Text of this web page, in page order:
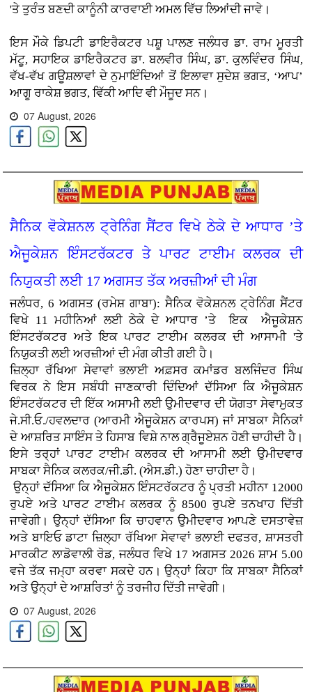
'ਤੇ ਤੁਰੰਤ ਬਣਦੀ ਕਾਨੂੰਨੀ ਕਾਰਵਾਈ ਅਮਲ ਵਿੱਚ ਲਿਆਂਦੀ ਜਾਵੇ।
ਇਸ ਮੌਕੇ ਡਿਪਟੀ ਡਾਇਰੈਕਟਰ ਪਸ਼ੂ ਪਾਲਣ ਜਲੰਧਰ ਡਾ. ਰਾਮ ਮੂਰਤੀ
ਮੱਟੂ, ਸਹਾਇਕ ਡਾਇਰੈਕਟਰ ਡਾ. ਬਲਵੀਰ ਸਿੰਘ, ਡਾ. ਕੁਲਵਿੰਦਰ ਸਿੰਘ,
ਵੱਖ-ਵੱਖ ਗਊਸ਼ਲਾਵਾਂ ਦੇ ਨੁਮਾਇੰਦਿਆਂ ਤੋਂ ਇਲਾਵਾ ਸੁਦੇਸ਼ ਭਗਤ, ‘ਆਪ’
ਆਗੂ ਰਾਕੇਸ਼ ਭਗਤ, ਵਿੱਕੀ ਆਦਿ ਵੀ ਮੌਜੂਦ ਸਨ।
07 August, 2026
ਸੈਨਿਕ ਵੋਕੇਸ਼ਨਲ ਟ੍ਰੇਨਿੰਗ ਸੈਂਟਰ ਵਿਖੇ ਠੇਕੇ ਦੇ ਆਧਾਰ ’ਤੇ
ਐਜੂਕੇਸ਼ਨ ਇੰਸਟਰੱਕਟਰ ਤੇ ਪਾਰਟ ਟਾਈਮ ਕਲਰਕ ਦੀ
ਨਿਯੁਕਤੀ ਲਈ 17 ਅਗਸਤ ਤੱਕ ਅਰਜ਼ੀਆਂ ਦੀ ਮੰਗ
ਜਲੰਧਰ, 6 ਅਗਸਤ (ਰਮੇਸ਼ ਗਾਬਾ): ਸੈਨਿਕ ਵੋਕੇਸ਼ਨਲ ਟ੍ਰੇਨਿੰਗ ਸੈਂਟਰ
ਵਿਖੇ 11 ਮਹੀਨਿਆਂ ਲਈ ਠੇਕੇ ਦੇ ਆਧਾਰ ’ਤੇ ਇਕ ਐਜੂਕੇਸ਼ਨ
ਇੰਸਟਰੱਕਟਰ ਅਤੇ ਇਕ ਪਾਰਟ ਟਾਈਮ ਕਲਰਕ ਦੀ ਆਸਾਮੀ 'ਤੇ
ਨਿਯੁਕਤੀ ਲਈ ਅਰਜ਼ੀਆਂ ਦੀ ਮੰਗ ਕੀਤੀ ਗਈ ਹੈ।
ਜ਼ਿਲ੍ਹਾ ਰੱਖਿਆ ਸੇਵਾਵਾਂ ਭਲਾਈ ਅਫ਼ਸਰ ਕਮਾਂਡਰ ਬਲਜਿੰਦਰ ਸਿੰਘ
ਵਿਰਕ ਨੇ ਇਸ ਸਬੰਧੀ ਜਾਣਕਾਰੀ ਦਿੰਦਿਆਂ ਦੱਸਿਆ ਕਿ ਐਜੂਕੇਸ਼ਨ
ਇੰਸਟਰੱਕਟਰ ਦੀ ਇੱਕ ਅਸਾਮੀ ਲਈ ਉਮੀਦਵਾਰ ਦੀ ਯੋਗਤਾ ਸੇਵਾਮੁਕਤ
ਜੇ.ਸੀ.ਓ./ਹਵਲਦਾਰ (ਆਰਮੀ ਐਜੂਕੇਸ਼ਨ ਕਾਰਪਸ) ਜਾਂ ਸਾਬਕਾ ਸੈਨਿਕਾਂ
ਦੇ ਆਸ਼ਰਿਤ ਸਾਇੰਸ ਤੇ ਹਿਸਾਬ ਵਿਸ਼ੇ ਨਾਲ ਗ੍ਰੈਜੂਏਸ਼ਨ ਹੋਣੀ ਚਾਹੀਦੀ ਹੈ।
ਇਸੇ ਤਰ੍ਹਾਂ ਪਾਰਟ ਟਾਈਮ ਕਲਰਕ ਦੀ ਆਸਾਮੀ ਲਈ ਉਮੀਦਵਾਰ
ਸਾਬਕਾ ਸੈਨਿਕ ਕਲਰਕ/ਜੀ.ਡੀ. (ਐਸ.ਡੀ.) ਹੋਣਾ ਚਾਹੀਦਾ ਹੈ।
ਉਨ੍ਹਾਂ ਦੱਸਿਆ ਕਿ ਐਜੂਕੇਸ਼ਨ ਇੰਸਟਰੱਕਟਰ ਨੂੰ ਪ੍ਰਤੀ ਮਹੀਨਾ 12000
ਰੁਪਏ ਅਤੇ ਪਾਰਟ ਟਾਈਮ ਕਲਰਕ ਨੂੰ 8500 ਰੁਪਏ ਤਨਖਾਹ ਦਿੱਤੀ
ਜਾਵੇਗੀ। ਉਨ੍ਹਾਂ ਦੱਸਿਆ ਕਿ ਚਾਹਵਾਨ ਉਮੀਦਵਾਰ ਆਪਣੇ ਦਸਤਾਵੇਜ਼
ਅਤੇ ਬਾਇਓ ਡਾਟਾ ਜ਼ਿਲ੍ਹਾ ਰੱਖਿਆ ਸੇਵਾਵਾਂ ਭਲਾਈ ਦਫਤਰ, ਸ਼ਾਸਤਰੀ
ਮਾਰਕੀਟ ਲਾਡੋਵਾਲੀ ਰੋਡ, ਜਲੰਧਰ ਵਿਖੇ 17 ਅਗਸਤ 2026 ਸ਼ਾਮ 5.00
ਵਜੇ ਤੱਕ ਜਮ੍ਹਾ ਕਰਵਾ ਸਕਦੇ ਹਨ। ਉਨ੍ਹਾਂ ਕਿਹਾ ਕਿ ਸਾਬਕਾ ਸੈਨਿਕਾਂ
ਅਤੇ ਉਨ੍ਹਾਂ ਦੇ ਆਸ਼ਰਿਤਾਂ ਨੂੰ ਤਰਜੀਹ ਦਿੱਤੀ ਜਾਵੇਗੀ।
07 August, 2026